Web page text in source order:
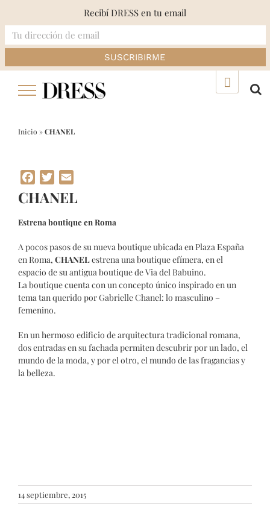
Inicio »CHANEL
Facebook
Twitter
CHANEL
Estrena boutique en Roma
A pocos pasos de su nueva boutique ubicada en Plaza España
en Roma, CHANELestrena una boutique efímera, en el
espacio de su antigua boutique de Via del Babuino.
La boutique cuenta con un concepto único inspirado en un
tema tan querido por Gabrielle Chanel: lo masculino –
femenino.
En un hermoso edificio de arquitectura tradicional romana,
dos entradas en su fachada permiten descubrir por un lado, el
mundo de la moda, y por el otro, el mundo de las fragancias y
la belleza.
14 septiembre, 2015
Recibí DRESS en tu email